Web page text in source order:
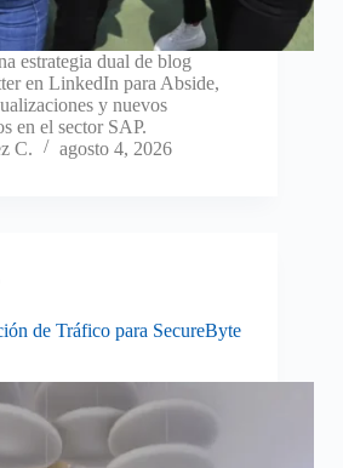
estrategia dual de blog
en LinkedIn para Abside,
y nuevos
en el sector SAP.
C.
agosto 4, 2026
de Tráfico para SecureByte